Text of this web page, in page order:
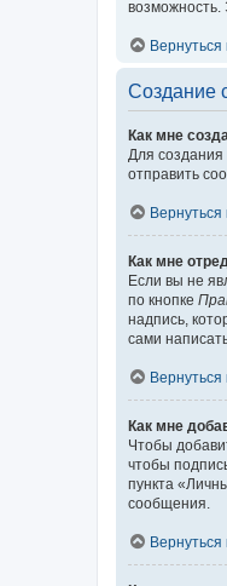
возможность.
Вернуться
Создание
Как мне
Для
отправить
Вернуться
Как мне
Если вы не
по кнопке
надпись,
сами
Вернуться
Как мне
Чтобы
чтобы
пункта
сообщения.
Вернуться